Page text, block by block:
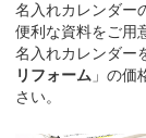
名入れカレンダー
便利な資料をご用
名入れカレンダー
リフォーム 」の価
さい。